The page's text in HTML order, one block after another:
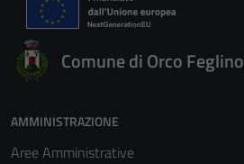
Comune di Orco Feglino
AMMINISTRAZIONE
Aree Amministrative